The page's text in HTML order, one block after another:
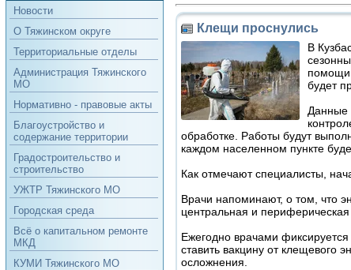
Новости
О Тяжинском округе
Территориальные отделы
Администрация Тяжинского
МО
Нормативно - правовые акты
Благоустройство и
содержание территории
Градостроительство и
строительство
УЖТР Тяжинского МО
Городская среда
Всё о капитальном ремонте
МКД
КУМИ Тяжинского МО
Клещи проснулись
В
помощи
будет
Данные
обработке. Работы будут
каждом населенном пункте
Как отмечают специалисты,
Врачи напоминают, о том, что
центральная и периферическая
Ежегодно врачами
ставить вакцину от клещевого
осложнения.